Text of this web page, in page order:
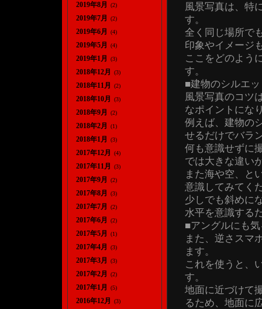
風景写真は、特
す。
全く同じ場所で
印象やイメージ
ここをどのよう
す。
■建物のシルエ
風景写真のコツ
なポイントにな
例えば、建物の
せるだけでバラ
何も意識せずに
では大きな違い
また海や空、と
意識してみてく
少しでも斜めに
水平を意識する
■アングルにも
また、逆さスマ
ます。
これを使うと、
す。
地面に近づけて
るため、地面に
2019年8月 (2)
2019年7月 (2)
2019年6月 (4)
2019年5月 (4)
2019年1月 (3)
2018年12月 (3)
2018年11月 (2)
2018年10月 (3)
2018年9月 (2)
2018年2月 (1)
2018年1月 (3)
2017年12月 (4)
2017年11月 (3)
2017年9月 (2)
2017年8月 (3)
2017年7月 (2)
2017年6月 (2)
2017年5月 (1)
2017年4月 (3)
2017年3月 (3)
2017年2月 (2)
2017年1月 (5)
2016年12月 (3)